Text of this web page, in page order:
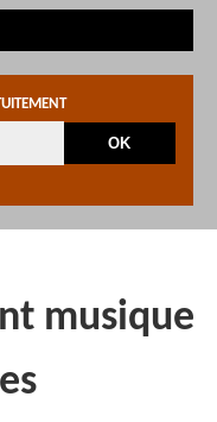
musique